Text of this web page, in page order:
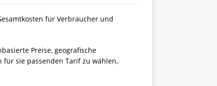
für Verbraucher und
Preise, geografische
sie passenden Tarif zu wählen,